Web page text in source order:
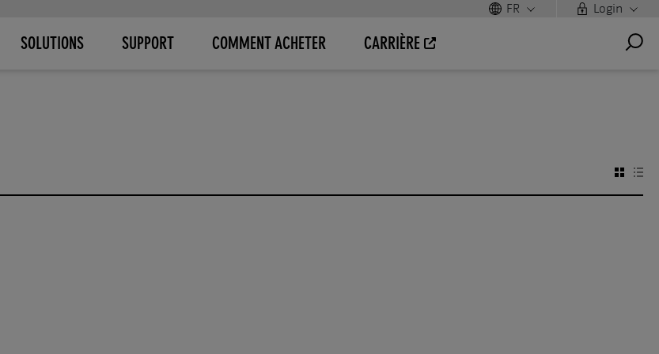
FR Login
SOLUTIONS SUPPORT COMMENT ACHETER CARRIÈRE